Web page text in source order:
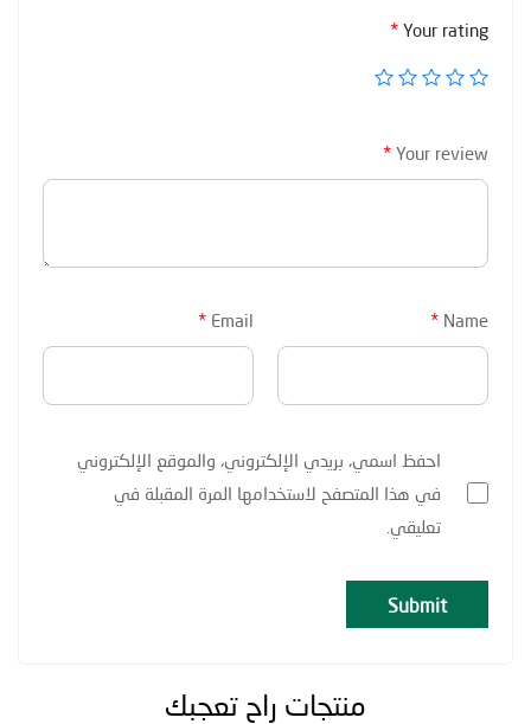
Your rating
*
Your review
*
Name
*
Email
*
احفظ اسمي، بريدي الإلكتروني، والموقع الإلكتروني
في هذا المتصفح لاستخدامها المرة المقبلة في
تعليقي.
منتجات راح تعجبك